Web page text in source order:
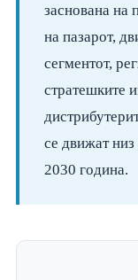
заснована на
на пазарот,
сегментот,
стратешките
се движат низ
2030 година.